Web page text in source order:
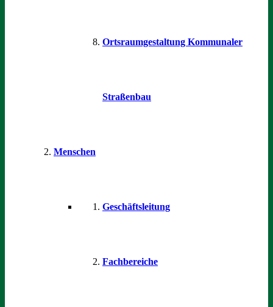
Ortsraumgestaltung Kommunaler
Straßenbau
Menschen
Geschäftsleitung
Fachbereiche